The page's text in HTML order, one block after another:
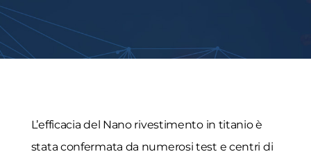
L’efficacia del Nano rivestimento in titanio è
stata confermata da numerosi test e centri di